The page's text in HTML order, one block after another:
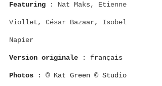
Featuring : Nat Maks, Etienne
Viollet, César Bazaar, Isobel
Napier
Version originale : français
Photos : © Kat Green © Studio